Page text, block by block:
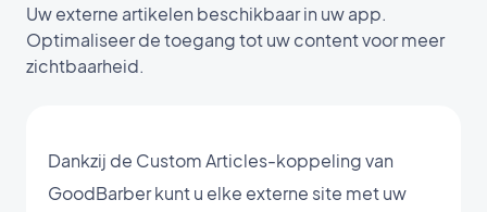
Uw externe artikelen beschikbaar in uw app.
Optimaliseer de toegang tot uw content voor meer
zichtbaarheid.
Dankzij de Custom Articles-koppeling van
GoodBarber kunt u elke externe site met uw